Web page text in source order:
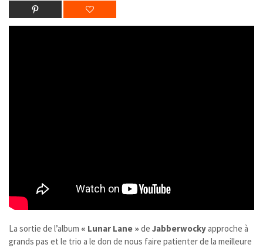
La sortie de l’album « Lunar Lane » de Jabberwocky​approche à
grands pas et le trio a le don de nous faire patienter de la meilleure